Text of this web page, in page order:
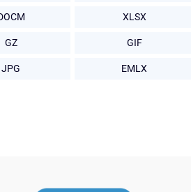
XLSX
GZ GIF
JPG EMLX